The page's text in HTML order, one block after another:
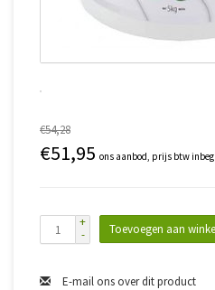
€54,28
€51,95 ons aanbod, prijs btw
+
-
Toevoegen aan
E-mail ons over dit product